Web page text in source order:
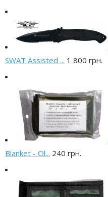
SWAT Assisted ... 1 800 грн.
Blanket - Ol... 240 грн.